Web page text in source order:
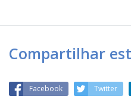
Compartilhar
Facebook Twitter